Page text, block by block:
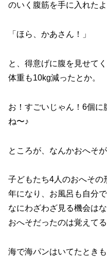
のいく腹筋を手に入れたよ
「ほら、かあさん！」
と、得意げに腹を見せてく
体重も10kg減ったとか。
お！すごいじゃん！6個に
ね〜♪
ところが、なんかおへそが
子どもたち4人のおへその
年になり、お風呂も自分
なにわざわざ見る機会は
おへそだったのは覚えてる
海で海パンはいてたとき